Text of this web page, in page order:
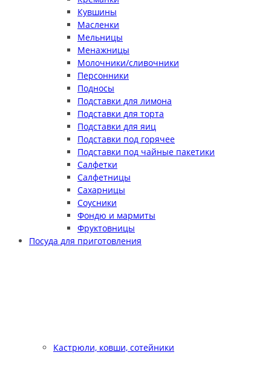
Кувшины
Масленки
Мельницы
Менажницы
Молочники/сливочники
Персонники
Подносы
Подставки для лимона
Подставки для торта
Подставки для яиц
Подставки под горячее
Подставки под чайные пакетики
Салфетки
Салфетницы
Сахарницы
Соусники
Фондю и мармиты
Фруктовницы
Посуда для приготовления
Кастрюли, ковши, сотейники